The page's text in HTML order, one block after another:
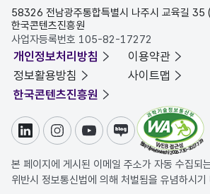
58326 전남광주통합특별시 나주시 교육길 35
한국콘텐츠진흥원
사업자등록번호 105-82-17272
개인정보처리방침
이용약관
정보활용방침
사이트맵
한국콘텐츠진흥원
링크드인인스타그램
유튜브블로그
본 페이지에 게시된 이메일 주소가 자동 수집되
위반시 정보통신법에 의해 처벌됨을 유념하시기